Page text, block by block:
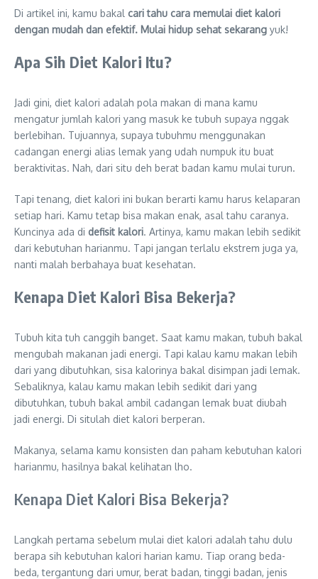
Di artikel ini, kamu bakal cari tahu cara memulai diet kalori
dengan mudah dan efektif. Mulai hidup sehat sekarang yuk!
Apa Sih Diet Kalori Itu?
Jadi gini, diet kalori adalah pola makan di mana kamu
mengatur jumlah kalori yang masuk ke tubuh supaya nggak
berlebihan. Tujuannya, supaya tubuhmu menggunakan
cadangan energi alias lemak yang udah numpuk itu buat
beraktivitas. Nah, dari situ deh berat badan kamu mulai turun.
Tapi tenang, diet kalori ini bukan berarti kamu harus kelaparan
setiap hari. Kamu tetap bisa makan enak, asal tahu caranya.
Kuncinya ada di defisit kalori. Artinya, kamu makan lebih sedikit
dari kebutuhan harianmu. Tapi jangan terlalu ekstrem juga ya,
nanti malah berbahaya buat kesehatan.
Kenapa Diet Kalori Bisa Bekerja?
Tubuh kita tuh canggih banget. Saat kamu makan, tubuh bakal
mengubah makanan jadi energi. Tapi kalau kamu makan lebih
dari yang dibutuhkan, sisa kalorinya bakal disimpan jadi lemak.
Sebaliknya, kalau kamu makan lebih sedikit dari yang
dibutuhkan, tubuh bakal ambil cadangan lemak buat diubah
jadi energi. Di situlah diet kalori berperan.
Makanya, selama kamu konsisten dan paham kebutuhan kalori
harianmu, hasilnya bakal kelihatan lho.
Kenapa Diet Kalori Bisa Bekerja?
Langkah pertama sebelum mulai diet kalori adalah tahu dulu
berapa sih kebutuhan kalori harian kamu. Tiap orang beda-
beda, tergantung dari umur, berat badan, tinggi badan, jenis